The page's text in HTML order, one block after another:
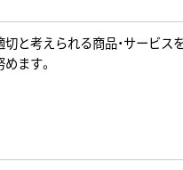
と考えられる商品・サービス
ます。